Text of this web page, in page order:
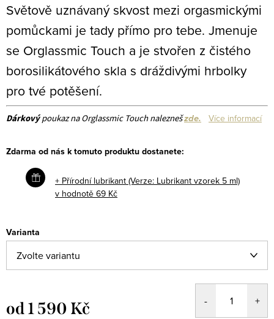
Světově uznávaný skvost mezi orgasmickými
pomůckami je tady přímo pro tebe. Jmenuje
se Orglassmic Touch a je stvořen z čistého
borosilikátového skla s dráždivými hrbolky
pro tvé potěšení.
Dárkovýpoukaz na Orglassmic Touch naleznešzde. Více informací
Zdarma od nás k tomuto produktu dostanete:
+ Přírodní lubrikant (Verze: Lubrikant vzorek 5 ml)
v hodnotě 69 Kč
Varianta
od1 590 Kč